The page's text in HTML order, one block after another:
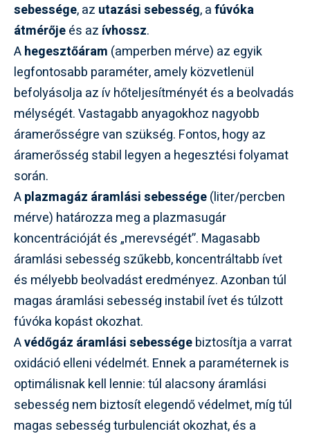
sebessége, az utazási sebesség, afúvóka
átmérőjeés az ívhossz.
Ahegesztőáram (amperben mérve) az egyik
legfontosabb paraméter, amely közvetlenül
befolyásolja az ív hőteljesítményét és a beolvadás
mélységét. Vastagabb anyagokhoz nagyobb
áramerősségre van szükség. Fontos, hogy az
áramerősség stabil legyen a hegesztési folyamat
során.
Aplazmagáz áramlási sebessége(liter/percben
mérve) határozza meg a plazmasugár
koncentrációját és „merevségét”. Magasabb
áramlási sebesség szűkebb, koncentráltabb ívet
és mélyebb beolvadást eredményez. Azonban túl
magas áramlási sebesség instabil ívet és túlzott
fúvóka kopást okozhat.
Avédőgáz áramlási sebességebiztosítja a varrat
oxidáció elleni védelmét. Ennek a paraméternek is
optimálisnak kell lennie: túl alacsony áramlási
sebesség nem biztosít elegendő védelmet, míg túl
magas sebesség turbulenciát okozhat, és a